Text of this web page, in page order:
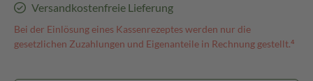
Versandkostenfreie Lieferung
Bei der Einlösung eines Kassenrezeptes werden nur die
gesetzlichen Zuzahlungen und Eigenanteile in Rechnung gestellt.⁴